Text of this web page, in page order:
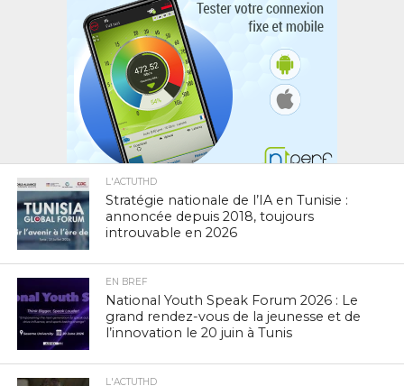
L'ACTUTHD
Stratégie nationale de l’IA en Tunisie :
annoncée depuis 2018, toujours
introuvable en 2026
EN BREF
National Youth Speak Forum 2026 : Le
grand rendez-vous de la jeunesse et de
l’innovation le 20 juin à Tunis
L'ACTUTHD